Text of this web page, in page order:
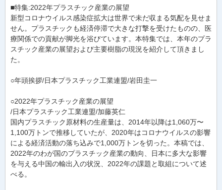
■特集:2022年プラスチック産業の展望
新型コロナウイルス感染症拡大は世界で未だ収まる気配を見せま
せん。プラスチックも経済停滞で大きな打撃を受けたものの、医
療関係での貢献が脚光を浴びています。本特集では、本年のプラ
スチック産業の展望および主要樹脂の現況を紹介して頂きまし
た。
○年頭挨拶/日本プラスチック工業連盟/岩田圭一
○2022年プラスチック産業の展望
/日本プラスチック工業連盟/加藤英仁
国内プラスチック原材料の生産量は、2014年以降は1,060万〜
1,100万トンで推移していたが、2020年はコロナウイルスの影響
による経済活動の落ち込みで1,000万トンを切った。本稿では、
2022年のわが国のプラスチック産業の動向、日本に多大な影響
を与える中国の輸出入の状況、2022年の課題と取組について述
べる。